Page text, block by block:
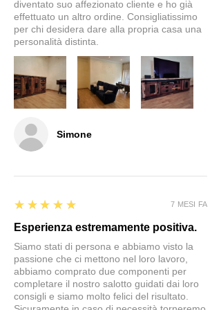
Simone
diventato suo affezionato cliente e ho già
effettuato un altro ordine. Consigliatissimo
per chi desidera dare alla propria casa una
personalità distinta.
5
★★★★★
Esperienza estremamente positiva.
Siamo stati di persona e abbiamo visto la
passione che ci mettono nel loro lavoro,
abbiamo comprato due componenti per
completare il nostro salotto guidati dai loro
consigli e siamo molto felici del risultato.
7 MESI FA